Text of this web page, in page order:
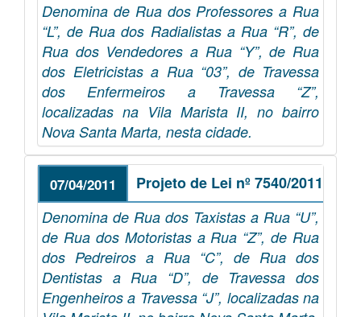
Denomina de Rua dos Professores a Rua
“L”, de Rua dos Radialistas a Rua “R”, de
Rua dos Vendedores a Rua “Y”, de Rua
dos Eletricistas a Rua “03”, de Travessa
dos Enfermeiros a Travessa “Z”,
localizadas na Vila Marista II, no bairro
Nova Santa Marta, nesta cidade.
07/04/2011 Projeto de Lei nº 7540/2011
Denomina de Rua dos Taxistas a Rua “U”,
de Rua dos Motoristas a Rua “Z”, de Rua
dos Pedreiros a Rua “C”, de Rua dos
Dentistas a Rua “D”, de Travessa dos
Engenheiros a Travessa “J”, localizadas na